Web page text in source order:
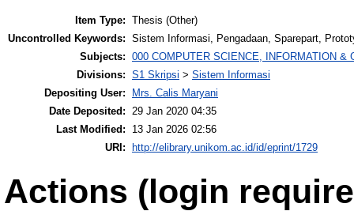
Item Type: Thesis (Other)
Uncontrolled Keywords: Sistem Informasi, Pengadaan, Sparepart,
Subjects: 000 COMPUTER SCIENCE, INFORMATION &
Divisions: S1 Skripsi > Sistem Informasi
Depositing User:
Mrs. Calis Maryani
Date Deposited:
29 Jan 2020 04:35
Last Modified:
13 Jan 2026 02:56
URI:
http://elibrary.unikom.ac.id/id/eprint/1729
Actions (login